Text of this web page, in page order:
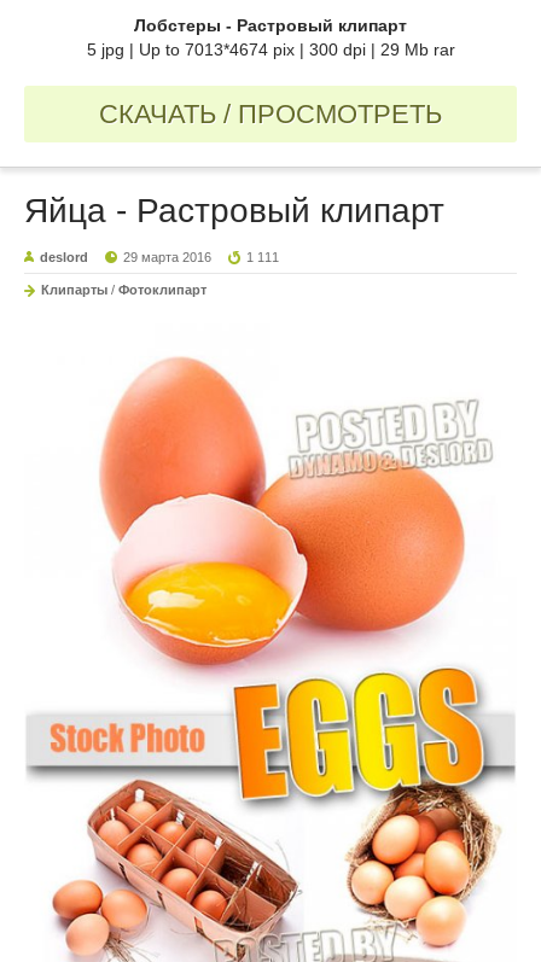
Лобстеры - Растровый клипарт
5 jpg | Up to 7013*4674 pix | 300 dpi | 29 Mb rar
СКАЧАТЬ / ПРОСМОТРЕТЬ
Яйца - Растровый клипарт
deslord 29 марта 2016 1 111
Клипарты / Фотоклипарт